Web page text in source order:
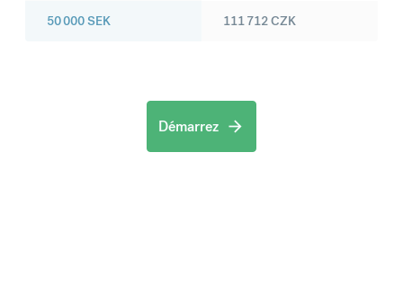
50 000SEK 111 712CZK
Démarrez